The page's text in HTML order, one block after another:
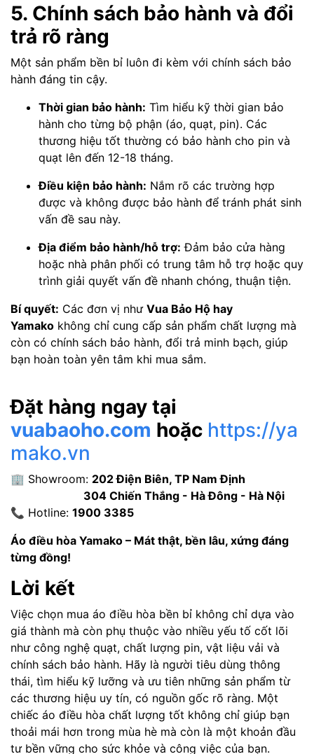
5. Chính sách bảo hành và đổi
trả rõ ràng
Một sản phẩm bền bỉ luôn đi kèm với chính sách bảo
hành đáng tin cậy.
Thời gian bảo hành: Tìm hiểu kỹ thời gian bảo
hành cho từng bộ phận (áo, quạt, pin). Các
thương hiệu tốt thường có bảo hành cho pin và
quạt lên đến 12-18 tháng.
Điều kiện bảo hành: Nắm rõ các trường hợp
được và không được bảo hành để tránh phát sinh
vấn đề sau này.
Địa điểm bảo hành/hỗ trợ: Đảm bảo cửa hàng
hoặc nhà phân phối có trung tâm hỗ trợ hoặc quy
trình giải quyết vấn đề nhanh chóng, thuận tiện.
Bí quyết: Các đơn vị như Vua Bảo Hộ hay
Yamako không chỉ cung cấp sản phẩm chất lượng mà
còn có chính sách bảo hành, đổi trả minh bạch, giúp
bạn hoàn toàn yên tâm khi mua sắm.
Đặt hàng ngay tại
vuabaoho.com hoặc https://ya
mako.vn
🏢 Showroom: 202 Điện Biên, TP Nam Định
304 Chiến Thắng - Hà Đông - Hà Nội
📞 Hotline: 1900 3385
Áo điều hòa Yamako – Mát thật, bền lâu, xứng đáng
từng đồng!
Lời kết
Việc chọn mua áo điều hòa bền bỉ không chỉ dựa vào
giá thành mà còn phụ thuộc vào nhiều yếu tố cốt lõi
như công nghệ quạt, chất lượng pin, vật liệu vải và
chính sách bảo hành. Hãy là người tiêu dùng thông
thái, tìm hiểu kỹ lưỡng và ưu tiên những sản phẩm từ
các thương hiệu uy tín, có nguồn gốc rõ ràng. Một
chiếc áo điều hòa chất lượng tốt không chỉ giúp bạn
thoải mái hơn trong mùa hè mà còn là một khoản đầu
tư bền vững cho sức khỏe và công việc của bạn.